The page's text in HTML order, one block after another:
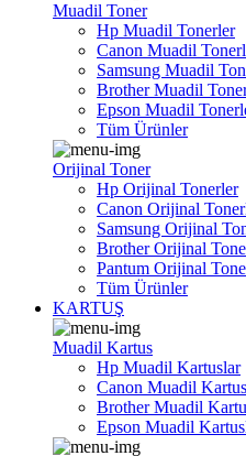
Muadil Toner
Hp Muadil Tonerler
Canon Muadil
Samsung Muadil
Brother Muadil
Epson Muadil
Tüm Ürünler
Orijinal Toner
Hp Orijinal Tonerler
Canon Orijinal
Samsung Orijinal
Brother Orijinal
Pantum Orijinal
Tüm Ürünler
KARTUŞ
Muadil Kartus
Hp Muadil Kartuslar
Canon Muadil
Brother Muadil
Epson Muadil